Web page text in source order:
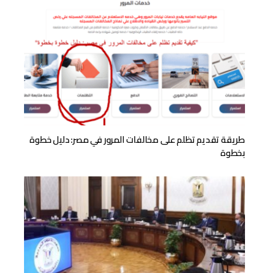
طريقة تقديم تظلم على مخالفات المرور في مصر: دليل خطوة
بخطوة